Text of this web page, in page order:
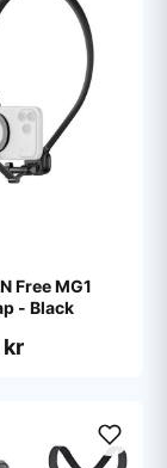
Free MG1
- Black
kr